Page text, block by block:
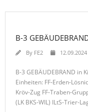
B-3
By FE2 12.09.2024
B-3 GEBÄUDEBRAND in
Einheiten: FF-Erden-
Kröv-Zug FF-Traben-
(LK BKS-WIL) ILtS-Trier-